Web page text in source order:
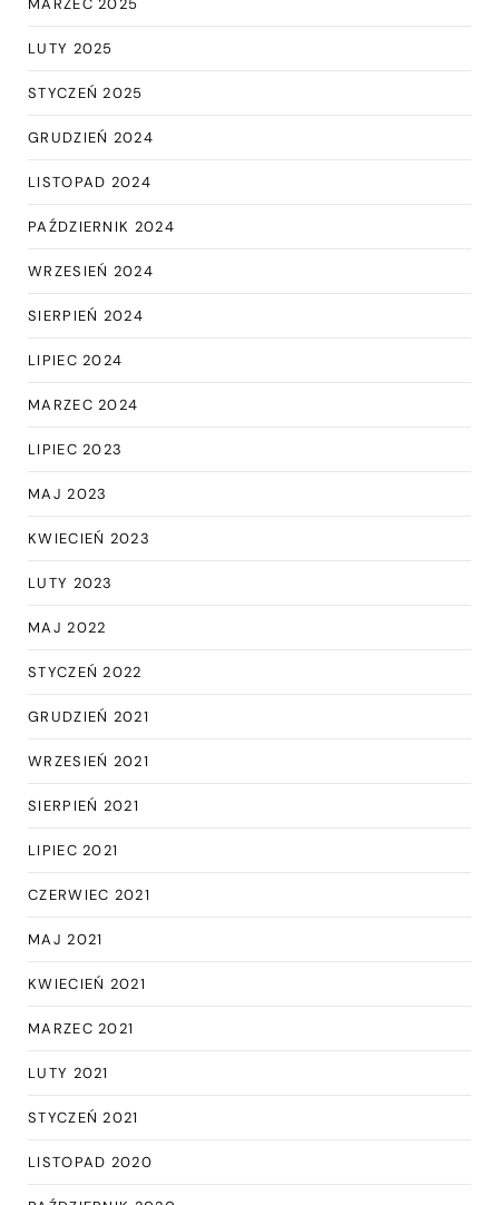
LUTY 2025
STYCZEŃ 2025
GRUDZIEŃ 2024
LISTOPAD 2024
PAŹDZIERNIK 2024
WRZESIEŃ 2024
SIERPIEŃ 2024
LIPIEC 2024
MARZEC 2024
LIPIEC 2023
MAJ 2023
KWIECIEŃ 2023
LUTY 2023
MAJ 2022
STYCZEŃ 2022
GRUDZIEŃ 2021
WRZESIEŃ 2021
SIERPIEŃ 2021
LIPIEC 2021
CZERWIEC 2021
MAJ 2021
KWIECIEŃ 2021
MARZEC 2021
LUTY 2021
STYCZEŃ 2021
LISTOPAD 2020